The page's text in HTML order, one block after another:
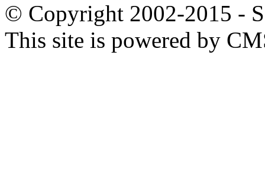
© Copyright 2002-2015 -
This site is powered by